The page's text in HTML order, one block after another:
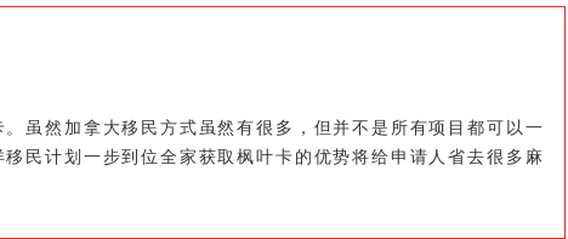
虽然加拿大移民方式虽然有很多，但并不是所有项目都可以一
民计划一步到位全家获取枫叶卡的优势将给申请人省去很多麻